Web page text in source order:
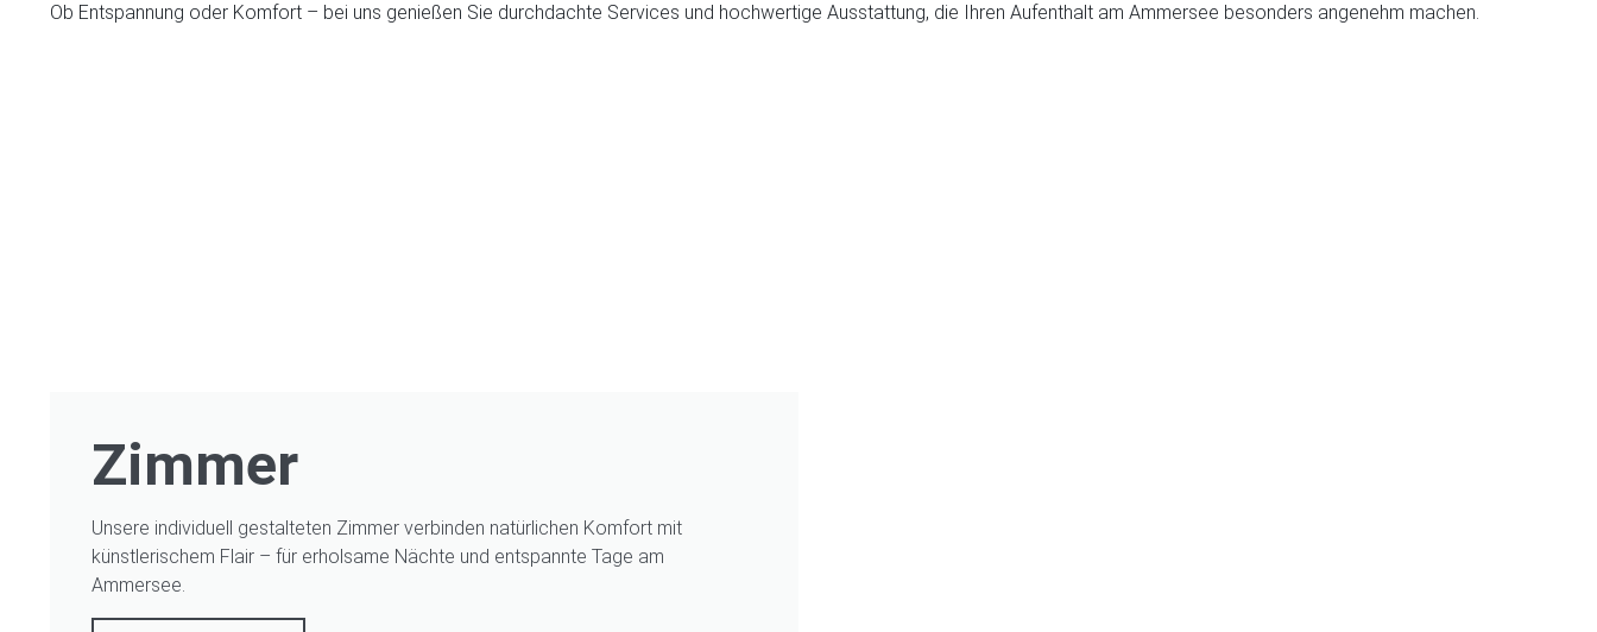
Ob Entspannung oder Komfort – bei uns genießen Sie durchdachte Services und hochwertige Ausstattung, die Ihren Aufenthalt am Ammersee besonders angenehm machen.
Zimmer
Unsere individuell gestalteten Zimmer verbinden natürlichen Komfort mit
künstlerischem Flair – für erholsame Nächte und entspannte Tage am
Ammersee.